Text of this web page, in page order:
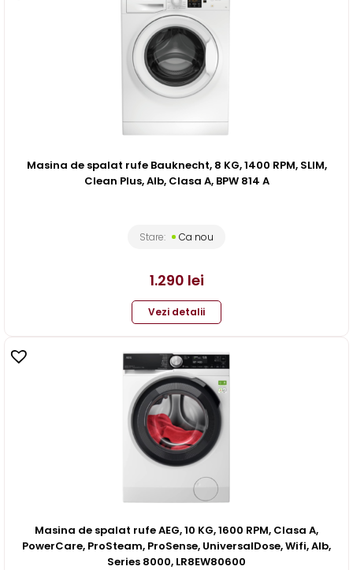
Masina de spalat rufe Bauknecht, 8 KG, 1400 RPM, SLIM,
Clean Plus, Alb, Clasa A, BPW 814 A
Stare: Ca nou
1.290 lei
Vezi detalii
Masina de spalat rufe AEG, 10 KG, 1600 RPM, Clasa A,
PowerCare, ProSteam, ProSense, UniversalDose, Wifi, Alb,
Series 8000, LR8EW80600